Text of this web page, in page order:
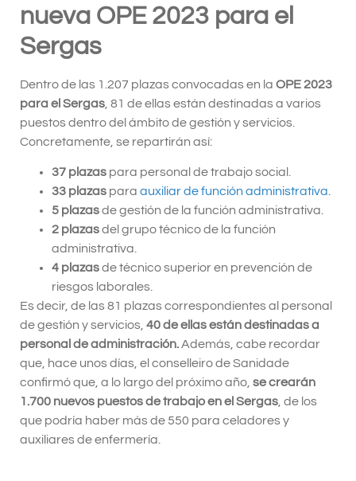
nueva OPE 2023 para el
Sergas
Dentro de las 1.207 plazas convocadas en la OPE 2023
para el Sergas , 81 de ellas están destinadas a varios
puestos dentro del ámbito de gestión y servicios.
Concretamente, se repartirán así:
37 plazas para personal de trabajo social.
33 plazas para auxiliar de función administrativa.
5 plazasde gestión de la función administrativa.
2 plazasdel grupo técnico de la función
administrativa.
4 plazasde técnico superior en prevención de
riesgos laborales.
Es decir, de las 81 plazas correspondientes al personal
de gestión y servicios, 40 de ellas están destinadas a
personal de administración.Además, cabe recordar
que, hace unos días, el conselleiro de Sanidade
confirmó que, a lo largo del próximo año, se crearán
1.700 nuevos puestos de trabajo en el Sergas, de los
que podría haber más de 550 para celadores y
auxiliares de enfermería.